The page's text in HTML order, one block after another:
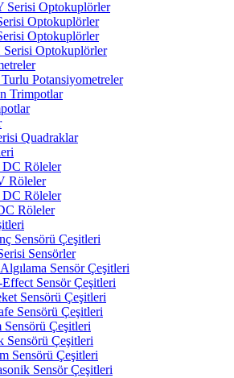
Serisi Optokuplörler
Optokuplörler
Optokuplörler
Serisi Optokuplörler
Potansiyometreler
Trimpotlar
Quadraklar
Röleler
Röleler
Röleler
Röleler
Sensörü Çeşitleri
Sensörler
Sensör Çeşitleri
Sensör Çeşitleri
Sensörü Çeşitleri
Sensörü Çeşitleri
Sensörü Çeşitleri
Sensörü Çeşitleri
Sensörü Çeşitleri
Sensör Çeşitleri